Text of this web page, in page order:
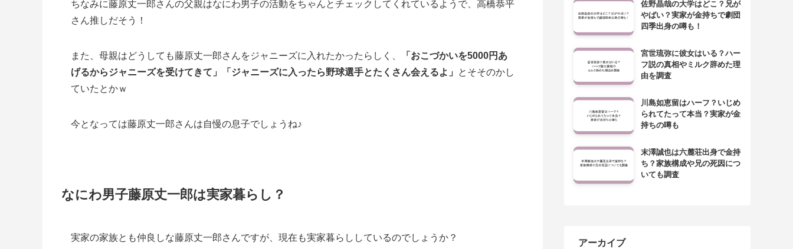
ちなみに藤原丈一郎さんの父親はなにわ男子の活動をちゃんとチェックしてくれているようで、高橋恭平
さん推しだそう！
また、母親はどうしても藤原丈一郎さんをジャニーズに入れたかったらしく、
「おこづかいを5000円あ
げるからジャニーズを受けてきて」「ジャニーズに入ったら野球選手とたくさん会えるよ」
とそそのかし
ていたとかｗ
今となっては藤原丈一郎さんは自慢の息子でしょうね♪
なにわ男子藤原丈一郎は実家暮らし？
実家の家族とも仲良しな藤原丈一郎さんですが、現在も実家暮らししているのでしょうか？
佐野晶哉の大学はどこ？兄が
やばい？実家が金持ちで劇団
四季出身の噂も！
宮世琉弥に彼女はいる？ハー
フ説の真相やミルク辞めた理
由を調査
川島如恵留はハーフ？いじめ
られてたって本当？実家が金
持ちの噂も
末澤誠也は六麓荘出身で金持
ち？家族構成や兄の死因につ
いても調査
アーカイブ